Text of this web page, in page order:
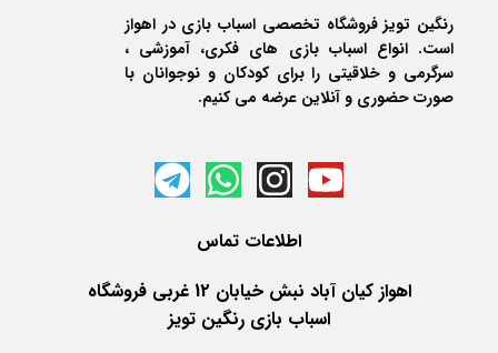
رنگین تویز فروشگاه تخصصی اسباب بازی در اهواز
است. انواع اسباب بازی های فکری، آموزشی ،
سرگرمی و خلاقیتی را برای کودکان و نوجوانان با
صورت حضوری و آنلاین عرضه می کنیم.
اطلاعات تماس
اهواز کیان آباد نبش خیابان 12 غربی فروشگاه
اسباب بازی رنگین تویز